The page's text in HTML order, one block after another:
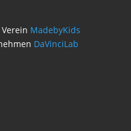
MadebyKids
DaVinciLab